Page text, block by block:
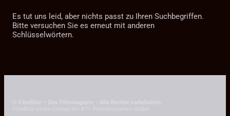
Es tut uns leid, aber nichts passt zu Ihren Suchbegriffen.
Bitte versuchen Sie es erneut mit anderen
Schlüsselwörtern.